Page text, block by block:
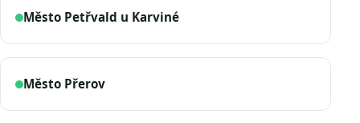
Město Petřvald u Karviné
Město Přerov